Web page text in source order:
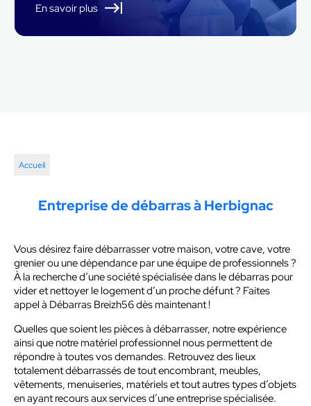
En savoir plus
Accueil
Entreprise de débarras à Herbignac
Vous désirez faire débarrasser votre maison, votre cave, votre
grenier ou une dépendance par une équipe de professionnels ?
À la recherche d’une société spécialisée dans le débarras pour
vider et nettoyer le logement d’un proche défunt ? Faites
appel à Débarras Breizh56 dès maintenant !
Quelles que soient les pièces à débarrasser, notre expérience
ainsi que notre matériel professionnel nous permettent de
répondre à toutes vos demandes. Retrouvez des lieux
totalement débarrassés de tout encombrant, meubles,
vêtements, menuiseries, matériels et tout autres types d’objets
en ayant recours aux services d’une entreprise spécialisée.